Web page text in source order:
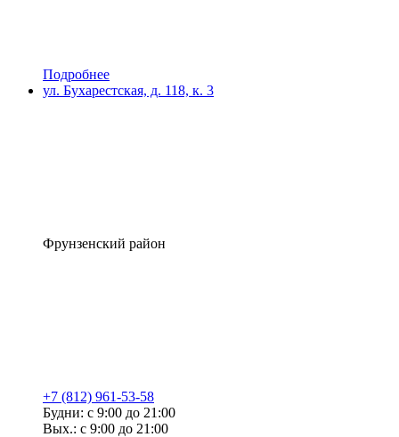
Подробнее
ул. Бухарестская, д. 118, к. 3
Фрунзенский район
+7 (812) 961-53-58
Будни: с 9:00 до 21:00
Вых.: с 9:00 до 21:00